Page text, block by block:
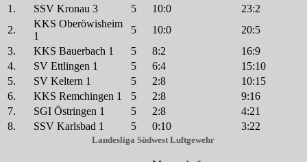
1.
SSV Kronau 3 5 10:0
23:2
2.
KKS Oberöwisheim
1
5 10:0
20:5
3.
KKS Bauerbach 1 5 8:2
16:9
4.
SV Ettlingen 1 5 6:4
15:10
5.
SV Keltern 1 5 2:8
10:15
6.
KKS Remchingen 1 5 2:8
9:16
7.
SGI Östringen 1 5 2:8
4:21
8.
SSV Karlsbad 1 5 0:10 3:22
Landesliga Südwest Luftgewehr